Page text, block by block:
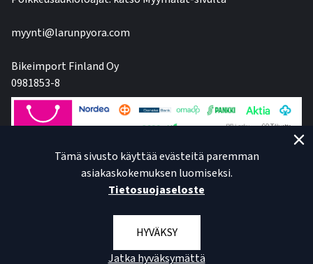
myynti@larunpyora.com
Bikeimport Finland Oy
0981853-8
Tämä sivusto käyttää evästeitä paremman
asiakaskokemuksen luomiseksi.
Tietosuojaseloste
HYVÄKSY
Jatka hyväksymättä